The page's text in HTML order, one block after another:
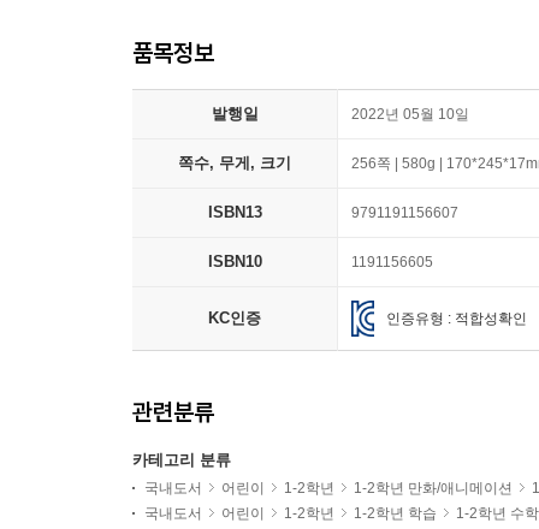
품목정보
발행일 2022년 05월 10일
쪽수, 무게, 크기 256쪽 | 580g |
ISBN13 9791191156607
ISBN10 1191156605
KC인증 인증유형 : 적합성확인
관련분류
카테고리 분류
국내도서 어린이 1-2학년 1-2학년 만화/애니메이션
국내도서
어린이 1-2학년 1-2학년 학습
1-2학년 수학